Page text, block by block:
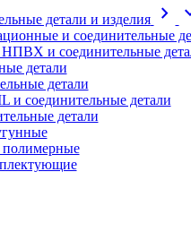
детали и изделия
chevron_right
и соединительные
и соединительные
детали
детали
и соединительные детали
детали